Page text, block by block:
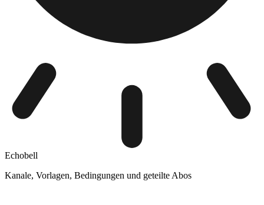
Echobell
Kanale, Vorlagen, Bedingungen und geteilte Abos